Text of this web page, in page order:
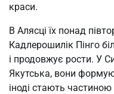
краси.
В Алясці їх понад
Кадлерошилік Пінго
і продовжує рости. У
Якутська, вони
іноді стають